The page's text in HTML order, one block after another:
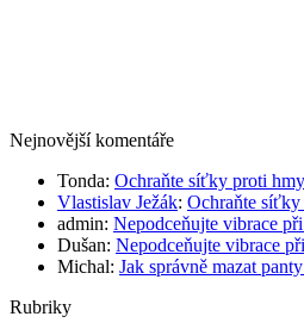
Nejnovější komentáře
Tonda: Ochraňte síťky proti
Vlastislav Ježák: Ochraňte
admin: Nepodceňujte vibrace
Dušan: Nepodceňujte vibrace
Michal: Jak správně mazat
Rubriky